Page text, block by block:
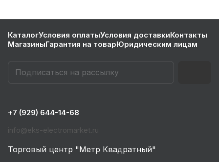
КаталогУсловия оплатыУсловия доставкиКонтакты
МагазиныГарантия на товарЮридическим лицам
+7 (929) 644-14-68
info@eks-electromarket.ru
Торговый центр "Метр Квадратный"